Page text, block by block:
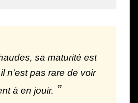
sa maturité est
n'est pas rare de voir
à en jouir.